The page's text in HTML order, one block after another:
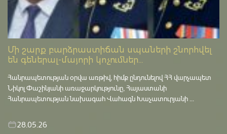
Մի շարք բարձրաստիճան սպաների շնորհվել
են գեներալ-մայորի կոչումներ...
Հանրապետության օրվա առթիվ, հիմք ընդունելով ՀՀ վարչապետ
Նիկոլ Փաշինյանի առաջարկությունը, Հայաստանի
Հանրապետության նախագահ Վահագն Խաչատուրյանի ...
28.05.26